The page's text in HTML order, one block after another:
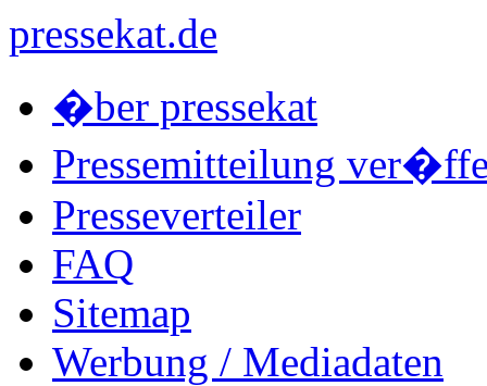
pressekat.de
�ber pressekat
Pressemitteilung
Presseverteiler
FAQ
Sitemap
Werbung / Mediadaten